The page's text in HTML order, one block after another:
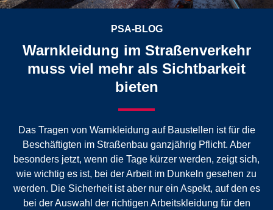
PSA-BLOG
Warnkleidung im Straßenverkehr
muss viel mehr als Sichtbarkeit
bieten
Das Tragen von Warnkleidung auf Baustellen ist für die
Beschäftigten im Straßenbau ganzjährig Pflicht. Aber
besonders jetzt, wenn die Tage kürzer werden, zeigt sich,
wie wichtig es ist, bei der Arbeit im Dunkeln gesehen zu
werden. Die Sicherheit ist aber nur ein Aspekt, auf den es
bei der Auswahl der richtigen Arbeitskleidung für den